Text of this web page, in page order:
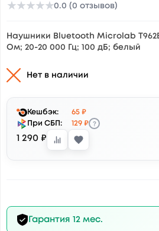
★★★★★0.0 (0 отзывов)
Наушники Bluetooth Microlab
Ом; 20-20 000 Гц; 100 дБ; белый
Нет в наличии
Кешбэк:
65 ₽
При СБП:
129 ₽ ?
1 290 ₽
Гарантия 12 мес.